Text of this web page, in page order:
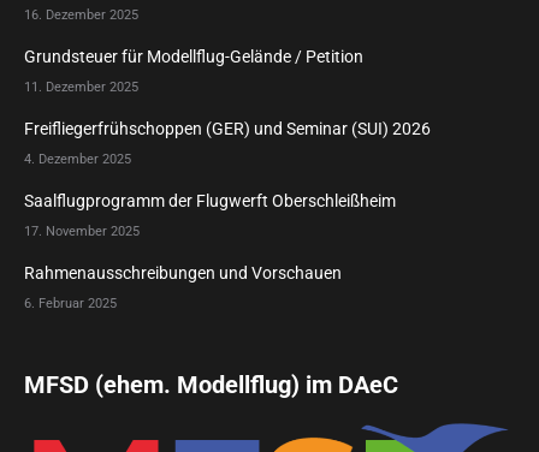
16. Dezember 2025
Grundsteuer für Modellflug-Gelände / Petition
11. Dezember 2025
Freifliegerfrühschoppen (GER) und Seminar (SUI) 2026
4. Dezember 2025
Saalflugprogramm der Flugwerft Oberschleißheim
17. November 2025
Rahmenausschreibungen und Vorschauen
6. Februar 2025
MFSD (ehem. Modellflug) im DAeC